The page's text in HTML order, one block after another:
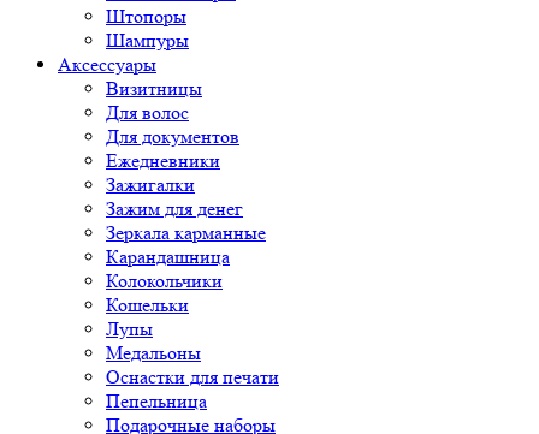
Штопоры
Шампуры
Аксессуары
Визитницы
Для волос
Для документов
Ежедневники
Зажигалки
Зажим для денег
Зеркала карманные
Карандашница
Колокольчики
Кошельки
Лупы
Медальоны
Оснастки для печати
Пепельница
Подарочные наборы